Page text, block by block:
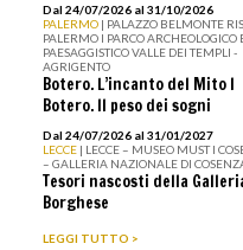
Dal 24/07/2026 al 31/10/2026
PALERMO | PALAZZO BELMONTE
PALERMO I PARCO ARCHEOLOGICO
PAESAGGISTICO VALLE DEI TEMPLI -
AGRIGENTO
Botero. L’incanto del Mito I
Botero. Il peso dei sogni
Dal 24/07/2026 al 31/01/2027
LECCE | LECCE – MUSEO MUST I
– GALLERIA NAZIONALE DI
Tesori nascosti della
Borghese
LEGGI TUTTO >